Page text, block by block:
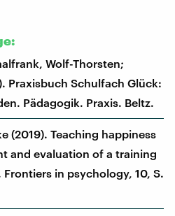
Wolf-Thorsten;
Praxisbuch Schulfach Glück:
Pädagogik. Praxis. Beltz.
(2019). Teaching happiness
and evaluation of a training
in psychology, 10, S.